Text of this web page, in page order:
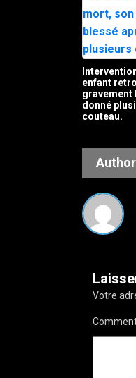
enfant
gravement
donné
couteau.
Author
Votre